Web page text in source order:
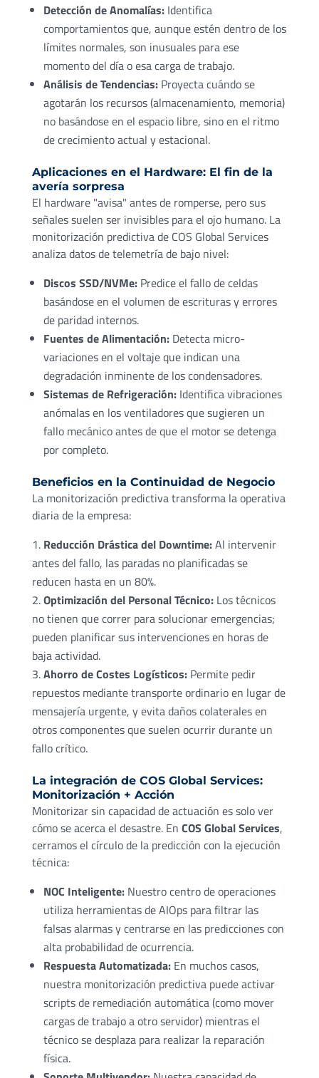
Detección de Anomalías:Identifica
comportamientos que, aunque estén dentro de los
límites normales, son inusuales para ese
momento del día o esa carga de trabajo.
Análisis de Tendencias:Proyecta cuándo se
agotarán los recursos (almacenamiento, memoria)
no basándose en el espacio libre, sino en el ritmo
de crecimiento actual y estacional.
Aplicaciones en el Hardware: El fin de la
avería sorpresa
El hardware "avisa" antes de romperse, pero sus
señales suelen ser invisibles para el ojo humano. La
monitorización predictiva de COS Global Services
analiza datos de telemetría de bajo nivel:
Discos SSD/NVMe:Predice el fallo de celdas
basándose en el volumen de escrituras y errores
de paridad internos.
Fuentes de Alimentación:Detecta micro-
variaciones en el voltaje que indican una
degradación inminente de los condensadores.
Sistemas de Refrigeración:Identifica vibraciones
anómalas en los ventiladores que sugieren un
fallo mecánico antes de que el motor se detenga
por completo.
Beneficios en la Continuidad de Negocio
La monitorización predictiva transforma la operativa
diaria de la empresa:
Reducción Drástica del Downtime:Al intervenir
antes del fallo, las paradas no planificadas se
reducen hasta en un 80%.
Optimización del Personal Técnico:Los técnicos
no tienen que correr para solucionar emergencias;
pueden planificar sus intervenciones en horas de
baja actividad.
Ahorro de Costes Logísticos:Permite pedir
repuestos mediante transporte ordinario en lugar de
mensajería urgente, y evita daños colaterales en
otros componentes que suelen ocurrir durante un
fallo crítico.
La integración de COS Global Services:
Monitorización + Acción
Monitorizar sin capacidad de actuación es solo ver
cómo se acerca el desastre. En COS Global Services,
cerramos el círculo de la predicción con la ejecución
técnica:
NOC Inteligente:Nuestro centro de operaciones
utiliza herramientas de AIOps para filtrar las
falsas alarmas y centrarse en las predicciones con
alta probabilidad de ocurrencia.
Respuesta Automatizada:En muchos casos,
nuestra monitorización predictiva puede activar
scripts de remediación automática (como mover
cargas de trabajo a otro servidor) mientras el
técnico se desplaza para realizar la reparación
física.